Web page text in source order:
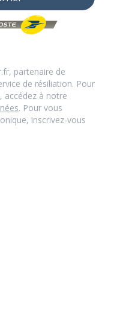
partenaire de
de résiliation. Pour
accédez à notre
. Pour vous
inscrivez-vous